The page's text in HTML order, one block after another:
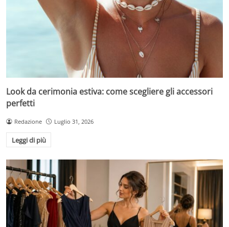
Look da cerimonia estiva: come scegliere gli accessori
perfetti
Redazione Luglio 31, 2026
Leggi di più